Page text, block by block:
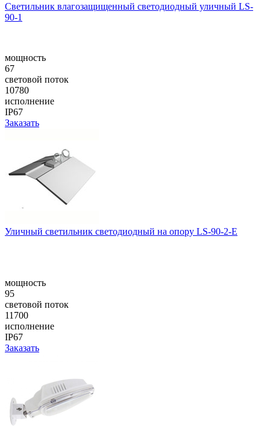
Cветильник влагозащищенный светодиодный уличный LS-
90-1
мощность
67
световой поток
10780
исполнение
IP67
Заказать
Уличный светильник светодиодный на опору LS-90-2-E
мощность
95
световой поток
11700
исполнение
IP67
Заказать